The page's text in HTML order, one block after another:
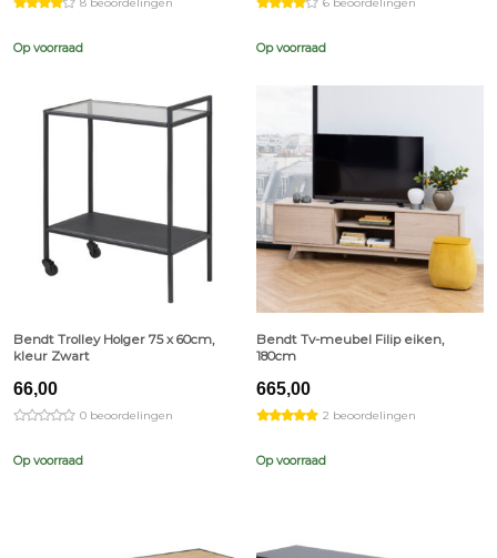
Op voorraad Op voorraad
Bendt Trolley Holger 75 x 60cm,
kleur Zwart
66,00
0 beoordelingen
Op voorraad
Bendt Tv-meubel Filip eiken,
180cm
665,00
2 beoordelingen
Op voorraad